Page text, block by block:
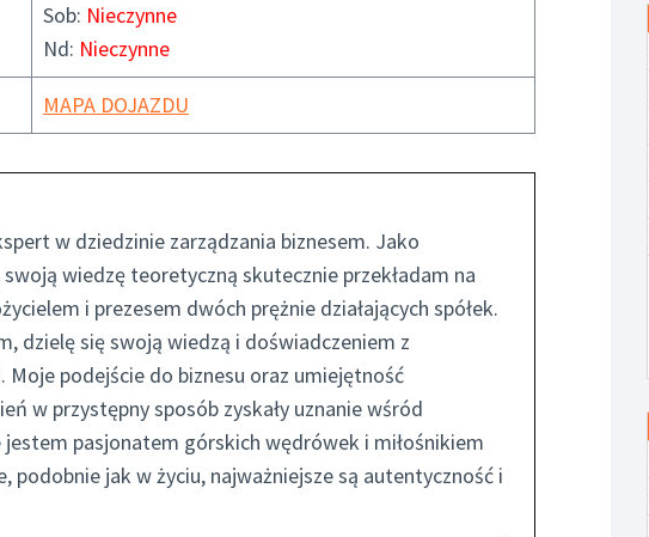
Sob: Nieczynne
Nd: Nieczynne
MAPA DOJAZDU
w dziedzinie zarządzania biznesem. Jako
wiedzę teoretyczną skutecznie przekładam na
i prezesem dwóch prężnie działających spółek.
dzielę się swoją wiedzą i doświadczeniem z
podejście do biznesu oraz umiejętność
w przystępny sposób zyskały uznanie wśród
pasjonatem górskich wędrówek i miłośnikiem
podobnie jak w życiu, najważniejsze są autentyczność i